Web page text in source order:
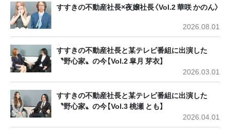
すすきの不動産社長×夜嬢社長〈Vol.2 華咲 かのん〉
2026.08.01
すすきの不動産社長と某テレビ番組に出演した
〝野心家〟の今【Vol.2 皐月 芽衣】
2026.03.01
すすきの不動産社長と某テレビ番組に出演した
〝野心家〟の今【Vol.3 桃瀬 とも】
2026.04.01